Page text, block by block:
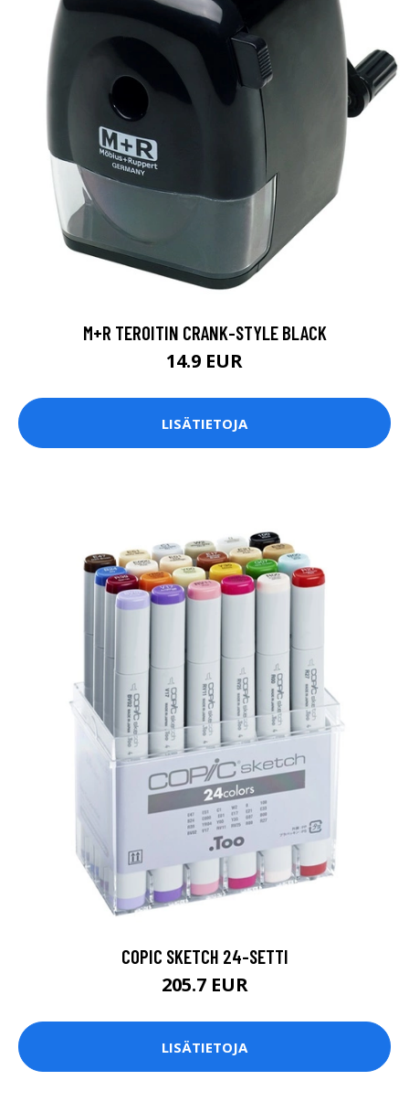
M+R TEROITIN CRANK-STYLE BLACK
14.9 EUR
LISÄTIETOJA
COPIC SKETCH 24-SETTI
205.7 EUR
LISÄTIETOJA